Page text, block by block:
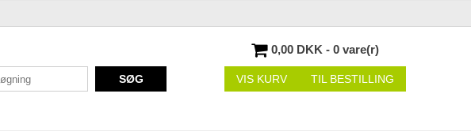
SØG
0,00 DKK - 0 vare(r)
VIS KURV TIL BESTILLING